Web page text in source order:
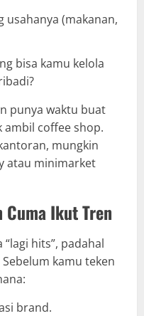
usahanya (makanan,
bisa kamu kelola
punya waktu buat
coffee shop.
mungkin
atau minimarket
Cuma Ikut Tren
hits”, padahal
kamu teken
brand.